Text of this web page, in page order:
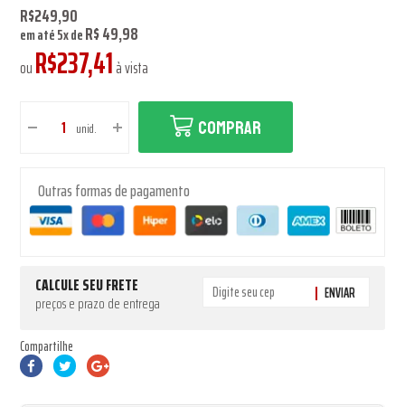
R$249,90
em até5xdeR$ 49,98
ouR$237,41à vista
unid. COMPRAR
Outras formas de pagamento
CALCULE SEU FRETE
preços e prazo de entrega ENVIAR
Compartilhe